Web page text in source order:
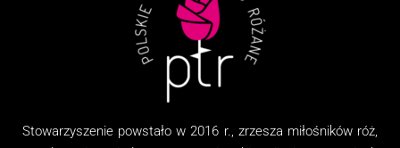
Stowarzyszenie powstało w 2016 r., zrzesza miłośników róż,